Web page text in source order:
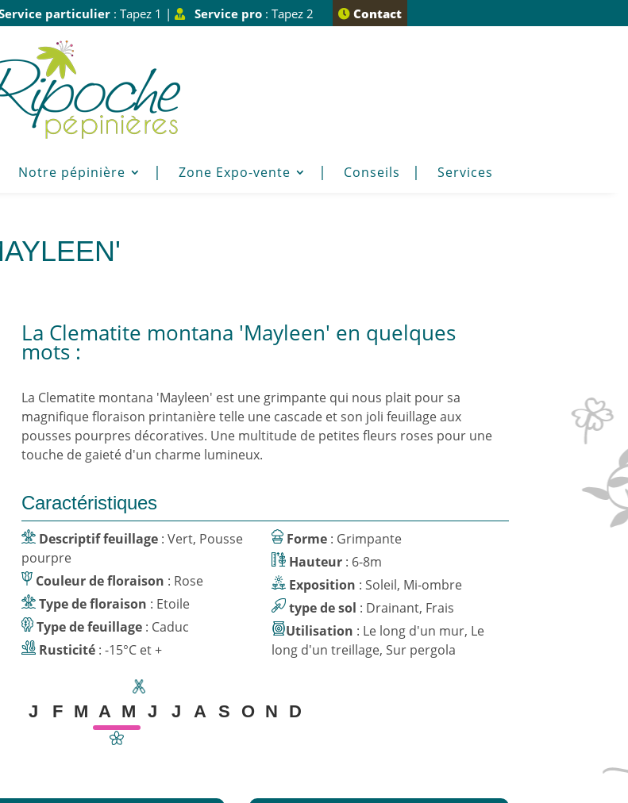
particulier: Tapez 1 | Service pro: Tapez 2 Contact
Notre pépinière Zone Expo-vente Conseils Services
La Clematite montana 'Mayleen' en quelques
mots :
La Clematite montana 'Mayleen' est une grimpante qui nous plait pour sa
magnifique floraison printanière telle une cascade et son joli feuillage aux
pousses pourpres décoratives. Une multitude de petites fleurs roses pour une
touche de gaieté d'un charme lumineux.
Caractéristiques
Descriptif feuillage : Vert, Pousse
pourpre
Couleur de floraison
: Rose
Type de floraison
: Etoile
Type de feuillage : Caduc
Rusticité : -15°C et +
Forme : Grimpante
Hauteur : 6-8m
Exposition
: Soleil, Mi-ombre
type de sol
: Drainant, Frais
Utilisation : Le long d'un mur, Le
long d'un treillage, Sur pergola
J F M A M J J A S O N D